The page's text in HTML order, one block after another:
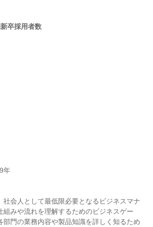
卒採用者数
社会人として最低限必要となるビジネスマナ
組みや流れを理解するためのビジネスゲー
部門の業務内容や製品知識を詳しく知るため